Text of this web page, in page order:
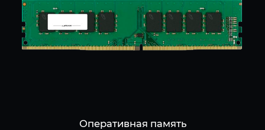
Оперативная память